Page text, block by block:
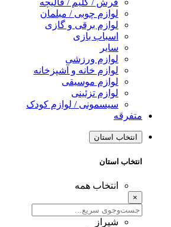
فرش / گلیم / قالیچه
لوازم چوبی / مبلمان
لوازم برقی و گازی
اسباب بازی
سایر
لوازم ورزشی
لوازم خانه و آشپزخانه
لوازم موسیقی
لوازم تزئینی
سیسمونی / لوازم کودک
متفرقه
انتخاب استان
انتخاب استان
انتخاب همه
×
شیراز